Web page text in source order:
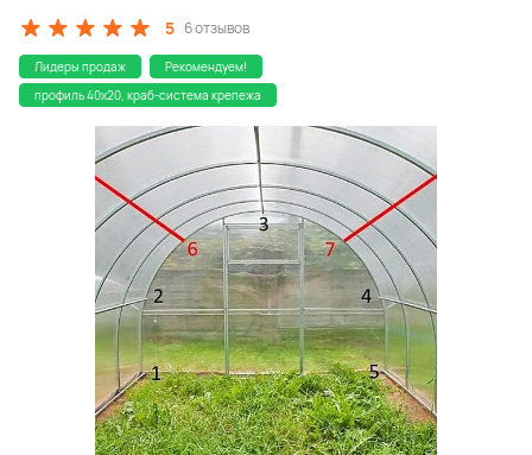
5 6 отзывов
Лидеры продаж
Рекомендуем!
профиль 40х20, краб-система крепежа